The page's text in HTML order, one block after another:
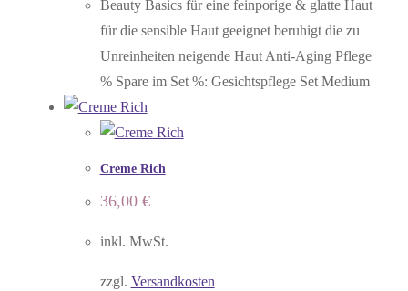
Beauty Basics für eine feinporige & glatte Haut
für die sensible Haut geeignet beruhigt die zu
Unreinheiten neigende Haut Anti-Aging Pflege
% Spare im Set %: Gesichtspflege Set Medium
Creme Rich
36,00 €
inkl. MwSt.
zzgl. Versandkosten